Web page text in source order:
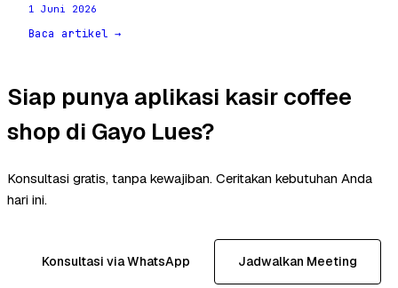
1 Juni 2026
Baca artikel →
Siap punya aplikasi kasir coffee
shop di Gayo Lues?
Konsultasi gratis, tanpa kewajiban. Ceritakan kebutuhan Anda
hari ini.
Konsultasi via WhatsApp Jadwalkan Meeting